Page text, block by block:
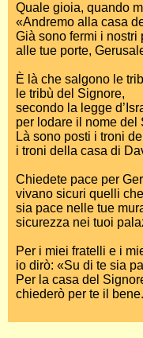
Quale gioia, quando
«Andremo alla casa
Già sono fermi i nostri
alle tue porte,
È là che salgono le
le tribù del Signore,
secondo la legge
per lodare il nome del
Là sono posti i troni
i troni della casa di
Chiedete pace per
vivano sicuri quelli
sia pace nelle tue
sicurezza nei tuoi
Per i miei fratelli e i
io dirò: «Su di te sia
Per la casa del
chiederò per te il bene.